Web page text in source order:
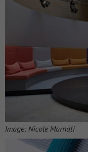
Image: Nicole Marnati